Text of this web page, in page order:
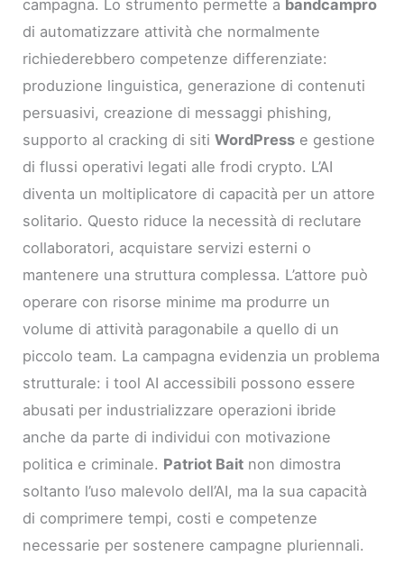
campagna. Lo strumento permette a bandcampro
di automatizzare attività che normalmente
richiederebbero competenze differenziate:
produzione linguistica, generazione di contenuti
persuasivi, creazione di messaggi phishing,
supporto al cracking di sitiWordPress e gestione
di flussi operativi legati alle frodi crypto. L’AI
diventa un moltiplicatore di capacità per un attore
solitario. Questo riduce la necessità di reclutare
collaboratori, acquistare servizi esterni o
mantenere una struttura complessa. L’attore può
operare con risorse minime ma produrre un
volume di attività paragonabile a quello di un
piccolo team. La campagna evidenzia un problema
strutturale: i tool AI accessibili possono essere
abusati per industrializzare operazioni ibride
anche da parte di individui con motivazione
politica e criminale. Patriot Bait non dimostra
soltanto l’uso malevolo dell’AI, ma la sua capacità
di comprimere tempi, costi e competenze
necessarie per sostenere campagne pluriennali.